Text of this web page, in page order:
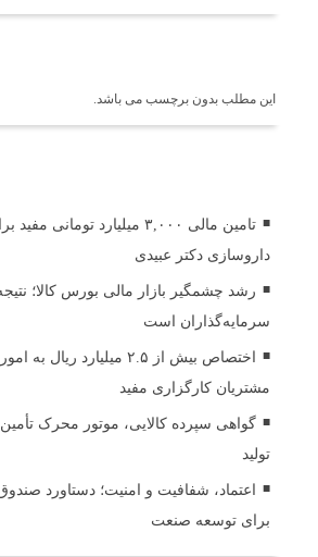
این مطلب بدون برچسب می باشد.
تامین مالی ۳,۰۰۰ میلیارد
داروسازی دکتر عبیدی
رشد چشمگیر بازار مالی بورس کالا؛
سرمایه‌گذاران است
اختصاص بیش از ۲.۵ میلیارد
مشتریان کارگزاری مفید
گواهی سپرده کالایی، موتور محرک
تولید
اعتماد، شفافیت و امنیت؛ دستاورد
برای توسعه صنعت